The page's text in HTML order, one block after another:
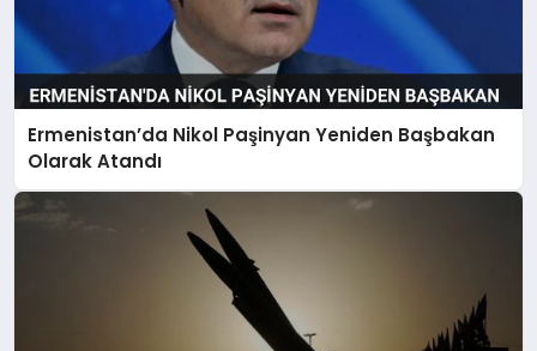
Ermenistan’da Nikol Paşinyan Yeniden Başbakan
Olarak Atandı